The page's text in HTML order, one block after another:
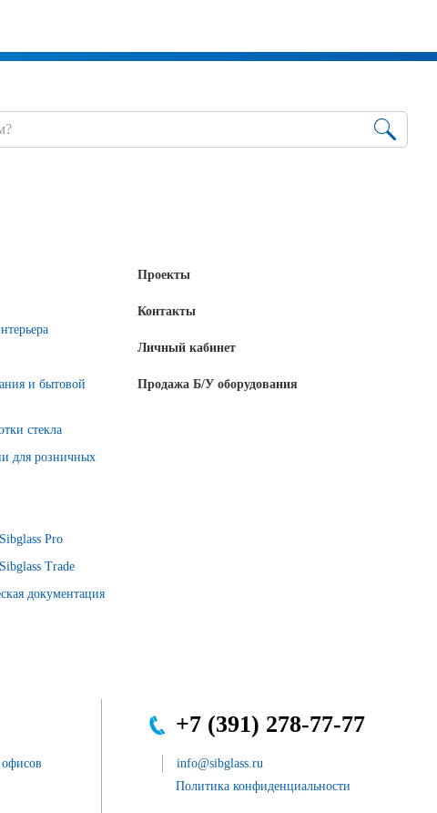
и бытовой
стекла
для розничных
Pro
Trade
документация
Проекты
Контакты
Личный кабинет
Продажа Б/У оборудования
+7 (391) 278-77-77
info@sibglass.ru
Политика конфиденциальности